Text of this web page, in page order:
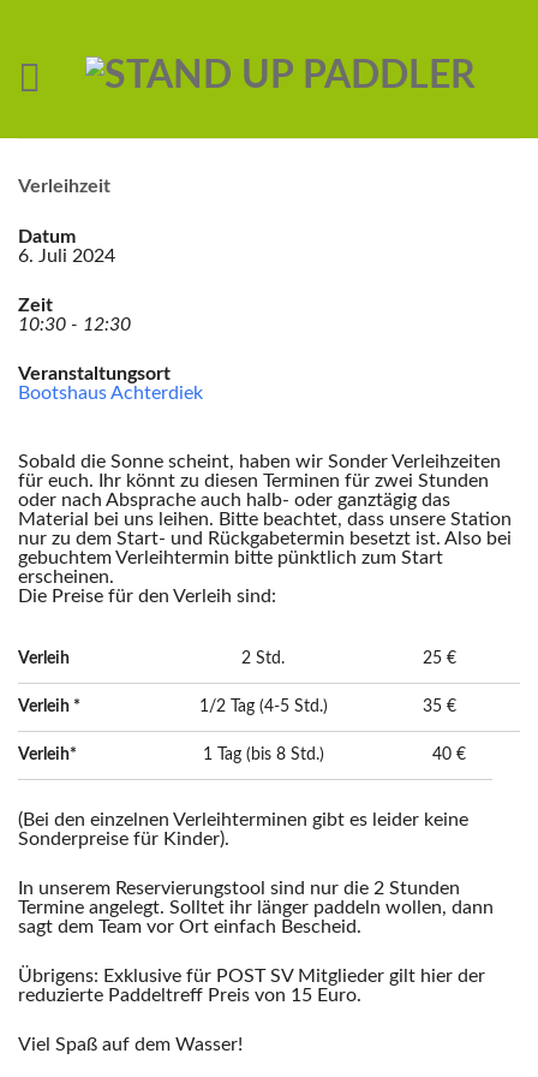
Verleihzeit
Datum
6. Juli 2024
Zeit
10:30 - 12:30
Veranstaltungsort
Bootshaus Achterdiek
Sobald die Sonne scheint, haben wir Sonder Verleihzeiten
für euch. Ihr könnt zu diesen Terminen für zwei Stunden
oder nach Absprache auch halb- oder ganztägig das
Material bei uns leihen. Bitte beachtet, dass unsere Station
nur zu dem Start- und Rückgabetermin besetzt ist. Also bei
gebuchtem Verleihtermin bitte pünktlich zum Start
erscheinen.
Die Preise für den Verleih sind:
Verleih 2 Std. 25 €
Verleih * 1/2 Tag (4-5 Std.) 35 €
Verleih* 1 Tag (bis 8 Std.) 40 €
(Bei den einzelnen Verleihterminen gibt es leider keine
Sonderpreise für Kinder).
In unserem Reservierungstool sind nur die 2 Stunden
Termine angelegt. Solltet ihr länger paddeln wollen, dann
sagt dem Team vor Ort einfach Bescheid.
Übrigens: Exklusive für POST SV Mitglieder gilt hier der
reduzierte Paddeltreff Preis von 15 Euro.
Viel Spaß auf dem Wasser!